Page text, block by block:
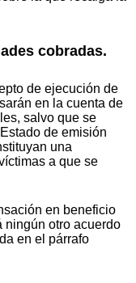
cobradas.
de ejecución de
en la cuenta de
salvo que se
de emisión
una
a que se
en beneficio
ningún otro acuerdo
en el párrafo